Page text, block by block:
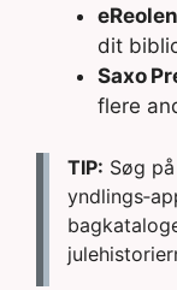
dit
Saxo
flere
TIP: Søg på